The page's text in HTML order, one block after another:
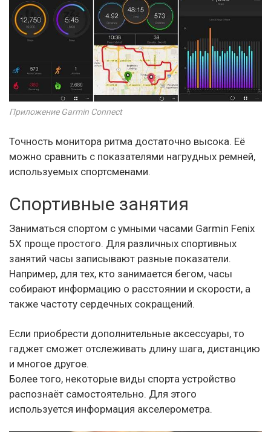
Приложение Garmin Connect
Точность монитора ритма достаточно высока. Её
можно сравнить с показателями нагрудных ремней,
используемых спортсменами.
Спортивные занятия
Заниматься спортом с умными часами Garmin Fenix
5X проще простого. Для различных спортивных
занятий часы записывают разные показатели.
Например, для тех, кто занимается бегом, часы
собирают информацию о расстоянии и скорости, а
также частоту сердечных сокращений.
Если приобрести дополнительные аксессуары, то
гаджет сможет отслеживать длину шага, дистанцию
и многое другое.
Более того, некоторые виды спорта устройство
распознаёт самостоятельно. Для этого
используется информация акселерометра.